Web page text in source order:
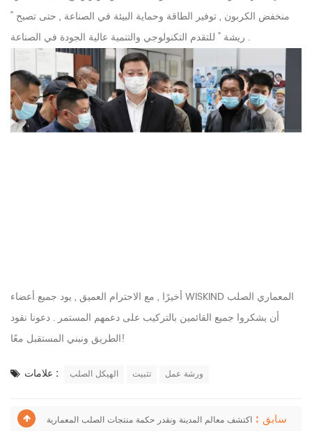
منخفض الكربون , توفير الطاقة وحماية البيئة في الصناعة , حتى تصبح "
ريشة " للتقدم التكنولوجي والتنمية عالية الجودة في الصناعة .
أخيرًا , مع الاحترام العميق , يود جميع أعضاء WISKIND المعماري الصلب
أن يشكروا جميع القائمين بالتركيب على دعمهم المستمر . دعونا نقود
الطريق ونبني المستقبل معًا!
علامات : الهيكل الصلب تثبيت ورشة عمل
سابق : اكتشف معالم المدينة ونقدر حكمة منتجات الصلب المعمارية